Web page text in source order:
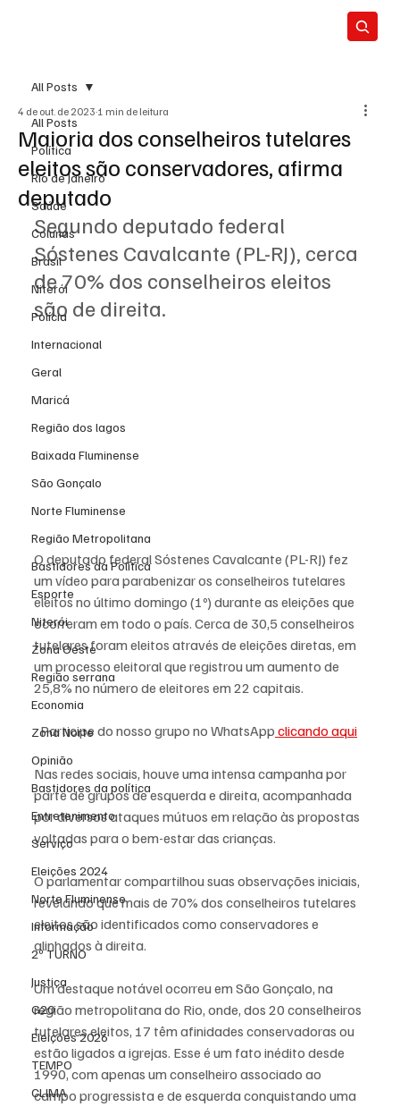
All Posts
Política
Rio de Janeiro
Saúde
Colunas
Brasil
Niterói
Polícia
Internacional
Geral
Maricá
Região dos lagos
Baixada Fluminense
São Gonçalo
Norte Fluminense
Região Metropolitana
Bastidores da Política
Esporte
Niterói
Zona Oeste
Região serrana
Economia
Zona Norte
Opinião
Bastidores da política
Entretenimento
Serviço
Eleições 2024
Norte Fluminense
Informação
2º TURNO
Justiça
G20
Eleições 2026
TEMPO
CLIMA
All Posts
Maioria dos conselheiros tutelares
eleitos são conservadores, afirma
deputado
4 de out. de 2023 1 min de leitura
Segundo deputado federal
Sóstenes Cavalcante (PL-RJ), cerca
de 70% dos conselheiros eleitos
são de direita.
O deputado federal Sóstenes Cavalcante (PL-RJ) fez
um vídeo para parabenizar os conselheiros tutelares
eleitos no último domingo (1º) durante as eleições que
ocorreram em todo o país. Cerca de 30,5 conselheiros
tutelares foram eleitos através de eleições diretas, em
um processo eleitoral que registrou um aumento de
25,8% no número de eleitores em 22 capitais.
Participe do nosso grupo no WhatsApp clicando aqui
Nas redes sociais, houve uma intensa campanha por
parte de grupos de esquerda e direita, acompanhada
por diversos ataques mútuos em relação às propostas
voltadas para o bem-estar das crianças.
O parlamentar compartilhou suas observações iniciais,
revelando que mais de 70% dos conselheiros tutelares
eleitos são identificados como conservadores e
alinhados à direita.
Um destaque notável ocorreu em São Gonçalo, na
região metropolitana do Rio, onde, dos 20 conselheiros
tutelares eleitos, 17 têm afinidades conservadoras ou
estão ligados a igrejas. Esse é um fato inédito desde
1990, com apenas um conselheiro associado ao
campo progressista e de esquerda conquistando uma